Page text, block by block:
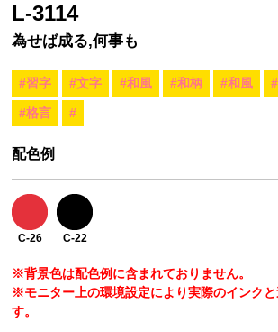
L-3114
為せば成る,何事も
#習字 #文字 #和風 #和柄 #和風
#格言 #
配色例
C-26 C-22
※背景色は配色例に含まれておりません。
※モニター上の環境設定により実際のインクと
す。